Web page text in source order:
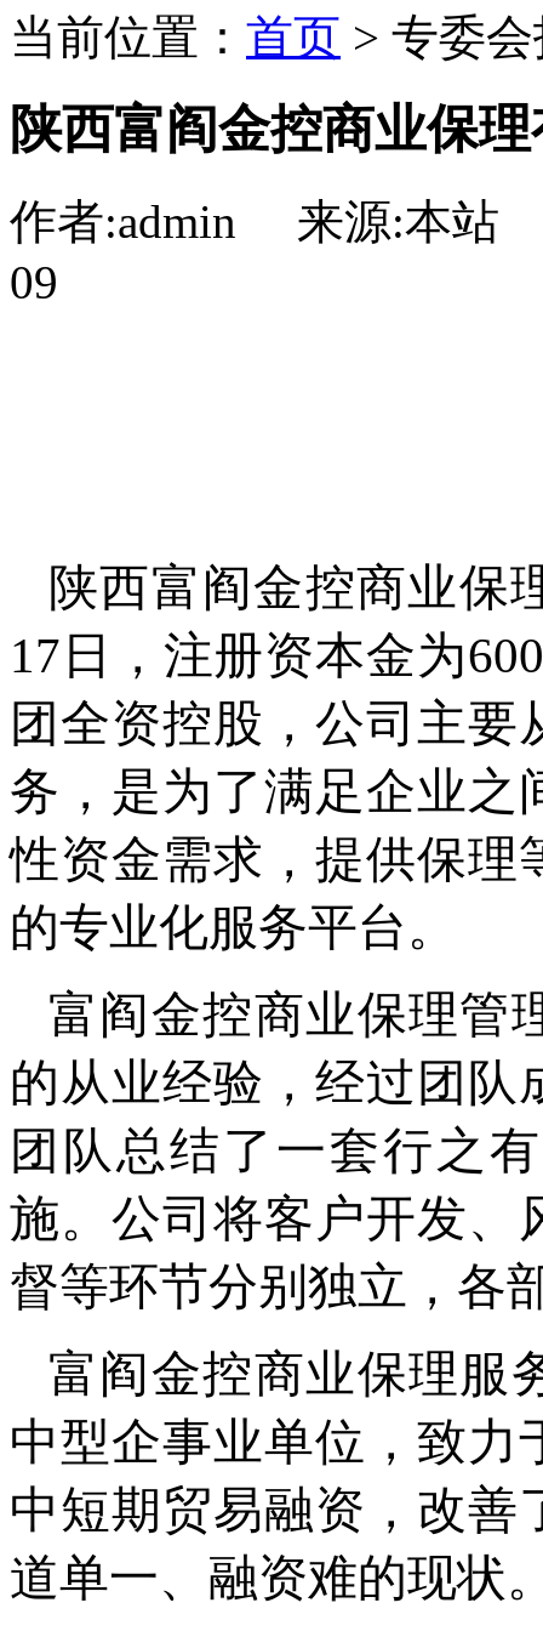
当前位置： 首页 > 专委
陕西富阎金控商业保
作者:admin 来源:本站
09
陕西富阎金控商业保
17日，注册资本金为
团全资控股，公司主
务，是为了满足企业之
性资金需求，提供保理
的专业化服务平台。
富阎金控商业保理管
的从业经验，经过团队
团队总结了一套行之
施。公司将客户开发、
督等环节分别独立，各
富阎金控商业保理服
中型企事业单位，致力
中短期贸易融资，改善
道单一、融资难的现状